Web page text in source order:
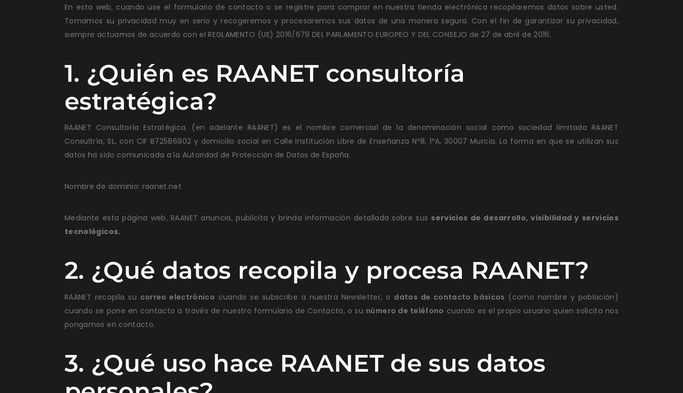
En esta web, cuando use el formulario de contacto o se registre para comprar en nuestra tienda electrónica recopilaremos datos sobre usted.
Tomamos su privacidad muy en serio y recogeremos y procesaremos sus datos de una manera segura. Con el fin de garantizar su privacidad,
siempre actuamos de acuerdo con el REGLAMENTO (UE) 2016/679 DEL PARLAMENTO EUROPEO Y DEL CONSEJO de 27 de abril de 2016.
1. ¿Quién es RAANET consultoría
estratégica?
RAANET Consultoría Estratégica. (en adelante RAANET) es el nombre comercial de la denominación social como sociedad limitada RAANET
Consultría, SL, con CIF B72586902 y domicilio social en Calle Institución Libre de Enseñanza Nº8, 1ºA, 30007 Murcia. La forma en que se utilizan sus
datos ha sido comunicada a la Autoridad de Protección de Datos de España.
Nombre de dominio: raanet.net
Mediante esta página web, RAANET anuncia, publicita y brinda información detallada sobre sus servicios de desarrollo, visibilidad y servicios
tecnológicos.
2. ¿Qué datos recopila y procesa RAANET?
RAANET recopila su correo electrónico cuando se subscribe a nuestra Newsletter, o datos de contacto básicos (como nombre y población)
cuando se pone en contacto a través de nuestro formulario de Contacto, o su número de teléfono cuando es el propio usuario quien solicita nos
pongamos en contacto.
3. ¿Qué uso hace RAANET de sus datos